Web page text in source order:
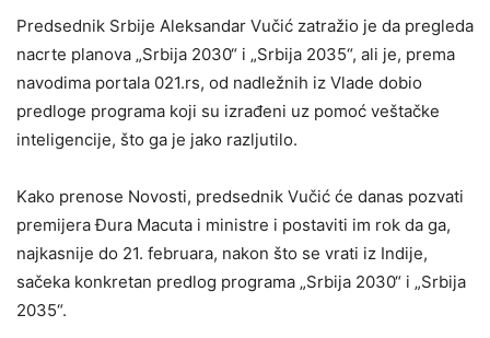
Predsednik Srbije Aleksandar Vučić zatražio je da pregleda
nacrte planova „Srbija 2030“ i „Srbija 2035“, ali je, prema
navodima portala 021.rs, od nadležnih iz Vlade dobio
predloge programa koji su izrađeni uz pomoć veštačke
inteligencije, što ga je jako razljutilo.
Kako prenose Novosti, predsednik Vučić će danas pozvati
premijera Đura Macuta i ministre i postaviti im rok da ga,
najkasnije do 21. februara, nakon što se vrati iz Indije,
sačeka konkretan predlog programa „Srbija 2030“ i „Srbija
2035“.